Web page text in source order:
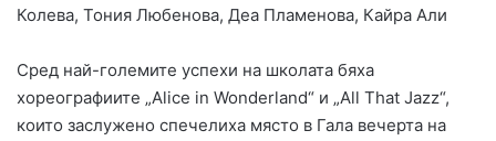
Колева, Тония Любенова, Деа Пламенова, Кайра Али
Сред най-големите успехи на школата бяха
хореографиите „Alice in Wonderland“ и „All That Jazz“,
които заслужено спечелиха място в Гала вечерта на